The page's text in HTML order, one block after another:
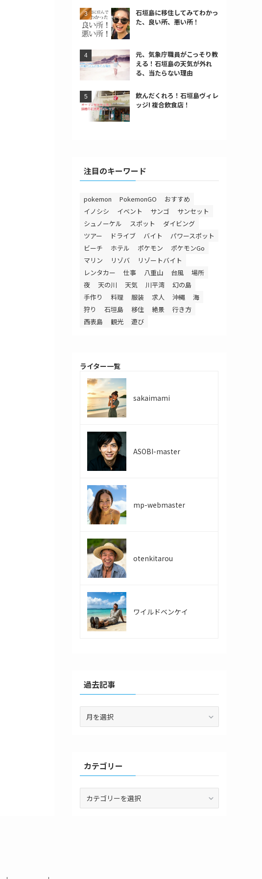
石垣島に移住してみてわかっ
た、良い所、悪い所！
元、気象庁職員がこっそり教
える！石垣島の天気が外れ
る、当たらない理由
飲んだくれろ！石垣島ヴィレ
ッジ! 複合飲食店！
注目のキーワード
pokemon PokemonGO
おすすめ
イノシシ
イベント サンゴ
サンセット
シュノーケル
スポット
ダイビング
ツアー
ドライブ バイト
パワースポット
ビーチ
ホテル ポケモン
ポケモンGo
マリン
リゾバ
リゾートバイト
レンタカー
仕事 八重山 台風
場所
夜
天の川 天気 川平湾
幻の島
手作り
料理 服装 求人 沖縄
海
狩り
石垣島 移住 絶景
行き方
西表島
観光 遊び
ライター一覧
sakaimami
ASOBI-master
mp-webmaster
otenkitarou
ワイルドベンケイ
過去記事
カテゴリー